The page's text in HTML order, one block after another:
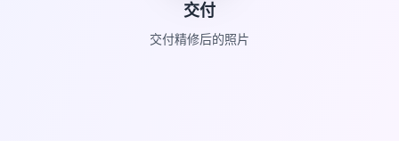
交付
交付精修后的照片